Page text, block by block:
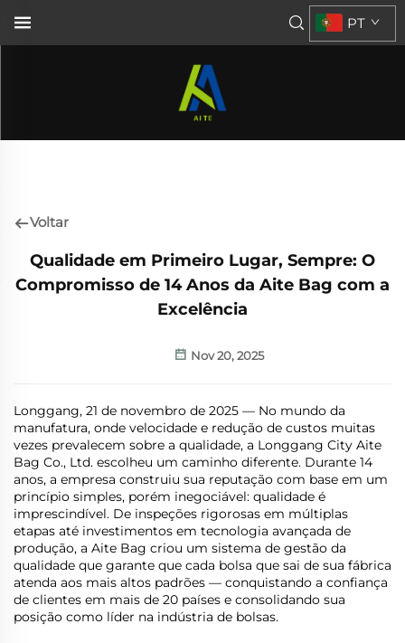
PT
Voltar
Qualidade em Primeiro Lugar, Sempre: O
Compromisso de 14 Anos da Aite Bag com a
Excelência
Nov 20, 2025
Longgang, 21 de novembro de 2025 — No mundo da
manufatura, onde velocidade e redução de custos muitas
vezes prevalecem sobre a qualidade, a Longgang City Aite
Bag Co., Ltd. escolheu um caminho diferente. Durante 14
anos, a empresa construiu sua reputação com base em um
princípio simples, porém inegociável: qualidade é
imprescindível. De inspeções rigorosas em múltiplas
etapas até investimentos em tecnologia avançada de
produção, a Aite Bag criou um sistema de gestão da
qualidade que garante que cada bolsa que sai de sua fábrica
atenda aos mais altos padrões — conquistando a confiança
de clientes em mais de 20 países e consolidando sua
posição como líder na indústria de bolsas.